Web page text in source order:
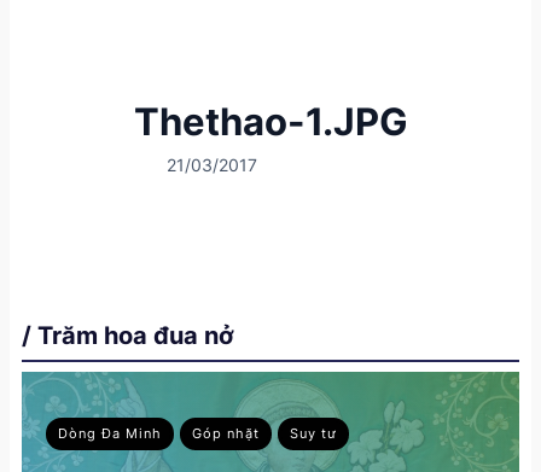
Thethao-1.JPG
21/03/2017
/ Trăm hoa đua nở
Dòng Đa Minh Góp nhặt Suy tư